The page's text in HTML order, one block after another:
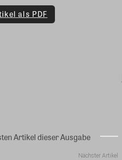
als PDF
Artikel dieser Ausgabe
Nächster Artikel